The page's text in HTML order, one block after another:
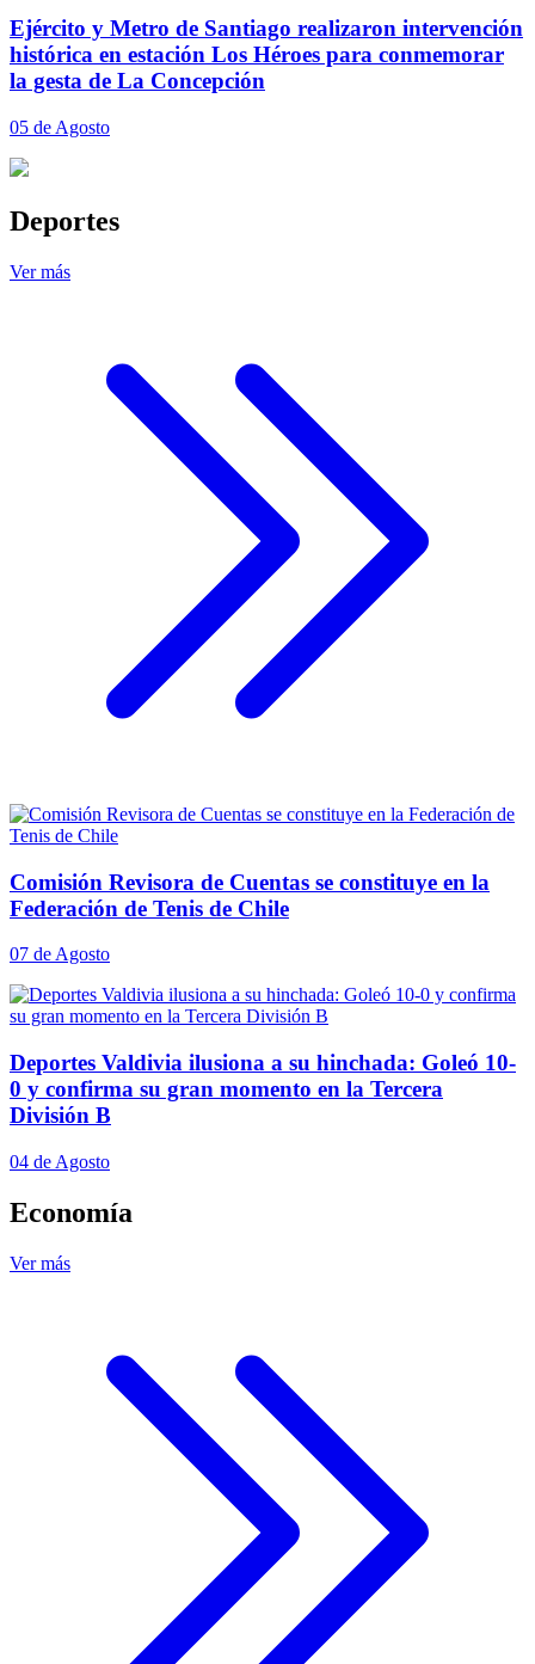
Ejército y Metro de Santiago realizaron intervención
histórica en estación Los Héroes para conmemorar
la gesta de La Concepción
05 de Agosto
Deportes
Ver más
Comisión Revisora de Cuentas se constituye en la
Federación de Tenis de Chile
07 de Agosto
Deportes Valdivia ilusiona a su hinchada: Goleó 10-
0 y confirma su gran momento en la Tercera
División B
04 de Agosto
Economía
Ver más